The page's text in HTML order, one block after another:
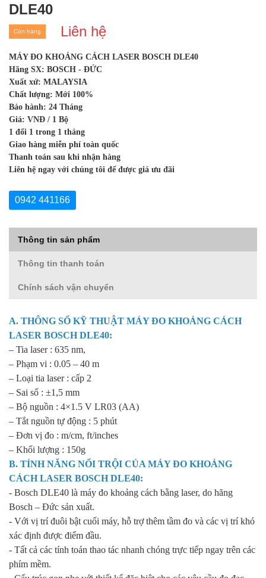
DLE40
Liên hệ
Còn hàng
MÁY ĐO KHOẢNG CÁCH LASER BOSCH DLE40
Hãng SX: BOSCH - ĐỨC
Xuất xứ: MALAYSIA
Chất lượng: Mới 100%
Bảo hành: 24 Tháng
Giá: VNĐ / 1 Bộ
1 đổi 1 trong 1 tháng
Giao hàng miễn phí toàn quốc
Thanh toán sau khi nhận hàng
Liên hệ ngay với chúng tôi để được giá ưu đãi
0942 441166
Thông tin sản phẩm
Thông tin thanh toán
Chính sách vận chuyển
A. THÔNG SỐ KỸ THUẬT MÁY ĐO KHOẢNG CÁCH
LASER BOSCH DLE40:
– Tia laser : 635 nm,
– Phạm vi : 0.05 – 40 m
– Loại tia laser : cấp 2
– Sai số : ±1,5 mm
– Bộ nguồn : 4×1.5 V LR03 (AA)
– Tắt nguồn tự động : 5 phút
– Đơn vị đo : m/cm, ft/inches
– Khối lượng : 150g
B. TÍNH NĂNG NỔI TRỘI CỦA MÁY ĐO KHOẢNG
CÁCH LASER BOSCH DLE40:
- Bosch DLE40 là máy đo khoảng cách bằng laser, do hãng
Bosch – Đức sản xuất.
- Với vị trí đuôi bật cuối máy, hỗ trợ thêm tầm đo và các vị trí khó
xác định được điểm đầu.
- Tất cả các tính toán thao tác nhanh chóng trực tiếp ngay trên các
phím mềm.